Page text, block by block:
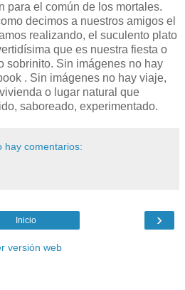
para el común de los mortales.
decimos a nuestros amigos el
realizando, el suculento plato
que es nuestra fiesta o
sobrinito. Sin imágenes no hay
. Sin imágenes no hay viaje,
o lugar natural que
saboreado, experimentado.
hay comentarios:
›
Inicio
versión web